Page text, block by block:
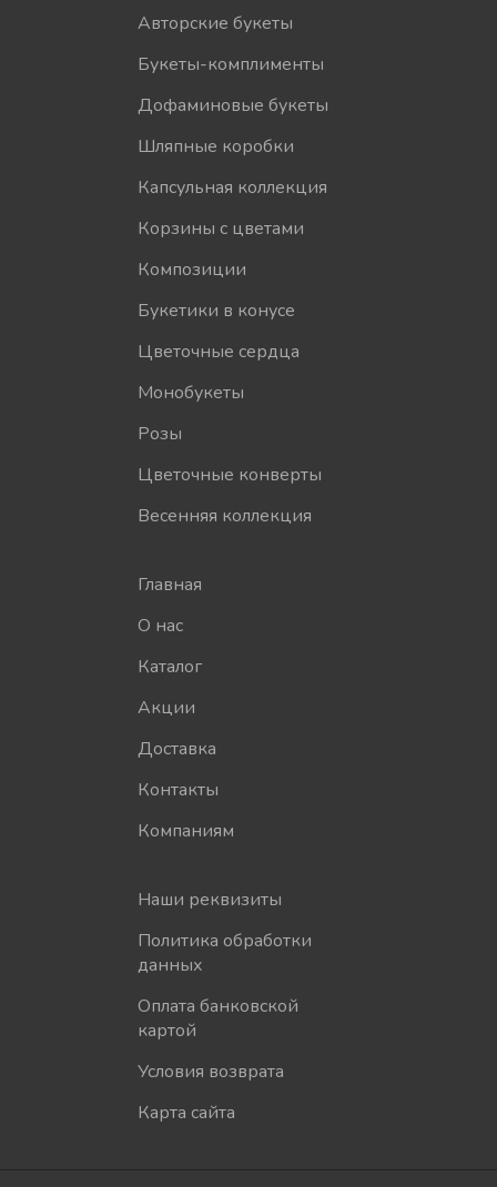
Авторские букеты
Букеты-комплименты
Дофаминовые букеты
Шляпные коробки
Капсульная коллекция
Корзины с цветами
Композиции
Букетики в конусе
Цветочные сердца
Монобукеты
Розы
Цветочные конверты
Весенняя коллекция
Главная
О нас
Каталог
Акции
Доставка
Контакты
Компаниям
Наши реквизиты
Политика обработки
данных
Оплата банковской
картой
Условия возврата
Карта сайта